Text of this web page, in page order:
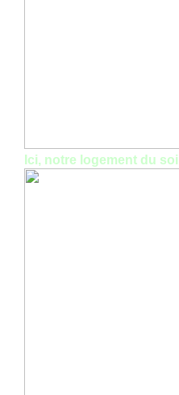
Ici, notre logement du